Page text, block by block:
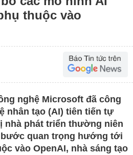
thuộc vào
nghệ Microsoft đã công
nhân tạo (AI) tiên tiến tự
nhà phát triển thường niên
quan trọng hướng tới
vào OpenAI, nhà sáng tạo